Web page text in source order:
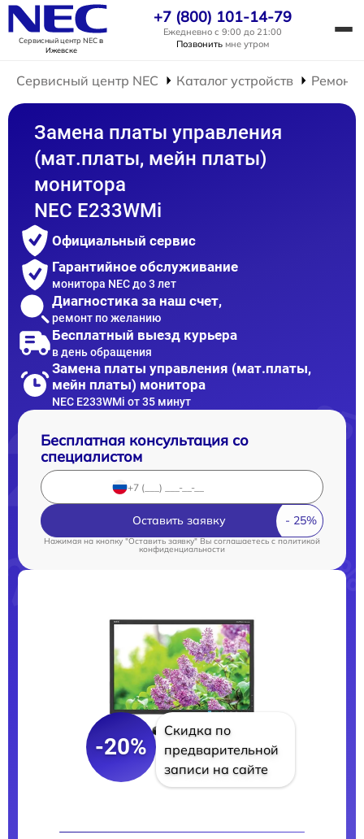
Сервисный центр NECв
Ижевске
+7 (800) 101-14-79
Ежедневно с 9:00 до 21:00
Позвонить мне утром
Сервисный центр NEC Каталог устройств Ремонт
Замена платы управления
(мат.платы, мейн платы)
монитора
NEC E233WMi
Официальный сервис
Гарантийное обслуживание
монитора NEC до 3 лет
Диагностика за наш счет,
ремонт по желанию
Бесплатный выезд курьера
в день обращения
Замена платы управления (мат.платы,
мейн платы) монитора
NEC E233WMi от 35 минут
Бесплатная консультация со
специалистом
Оставить заявку
Нажимая на кнопку "Оставить заявку" Вы соглашаетесь cполитикой
конфиденциальности
-20%
Скидка по
предварительной
записи на сайте